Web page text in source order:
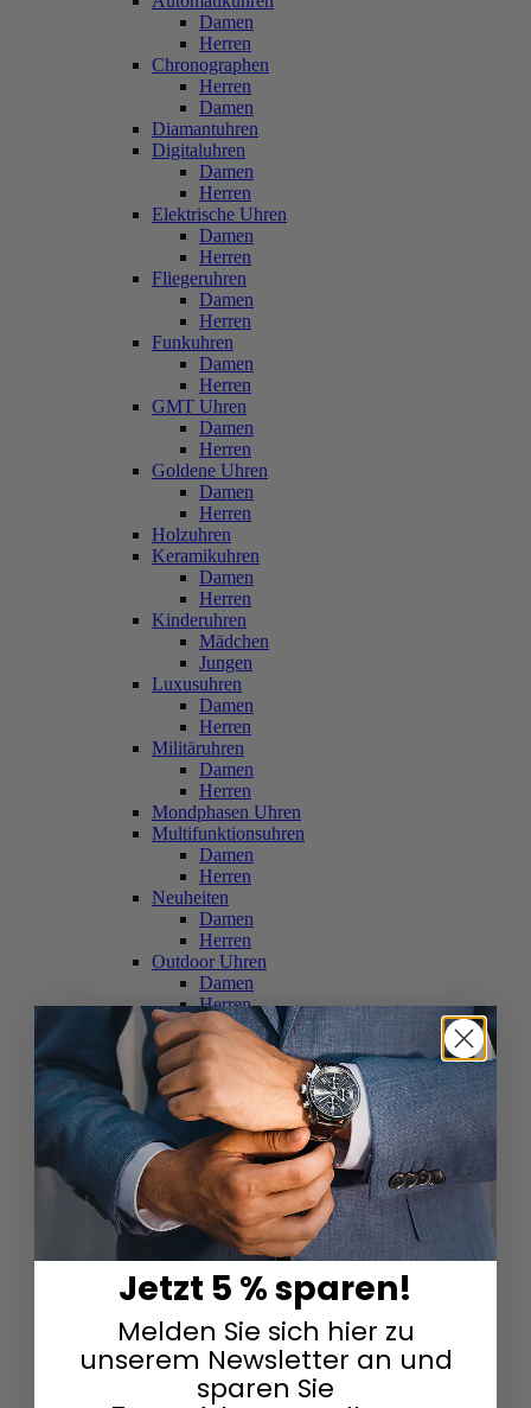
Damen
Herren
Chronographen
Herren
Damen
Diamantuhren
Digitaluhren
Damen
Herren
Elektrische Uhren
Damen
Herren
Fliegeruhren
Damen
Herren
Funkuhren
Damen
Herren
GMT Uhren
Damen
Herren
Goldene Uhren
Damen
Herren
Holzuhren
Keramikuhren
Damen
Herren
Kinderuhren
Mädchen
Jungen
Luxusuhren
Damen
Herren
Militäruhren
Damen
Herren
Mondphasen Uhren
Multifunktionsuhren
Damen
Herren
Neuheiten
Damen
Herren
Outdoor Uhren
Damen
Herren
Schweizer Uhren
Damen
Herren
Skelettuhren
Damen
Herren
Smartwatches
Damen
Herren
Solaruhren
Herren
Damen
Sportuhren
Damen
Herren
Swarovski & Edelsteine
Damen
Herren
Jetzt 5 % sparen!
Melden Sie sich hier zu
unserem Newsletter an und
sparen Sie